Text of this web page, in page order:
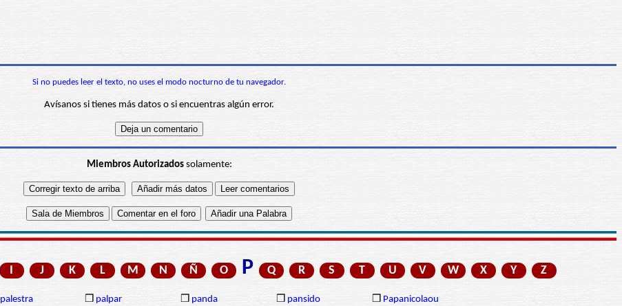
Si no puedes leer el texto, no uses el modo nocturno de tu navegador.
Avísanos si tienes más datos o si encuentras algún error.
Miembros Autorizadossolamente:
I J K L M N Ñ O P Q R S T U V W X Y Z
palestra ❒ palpar ❒ panda ❒ pansido ❒ Papanicolaou